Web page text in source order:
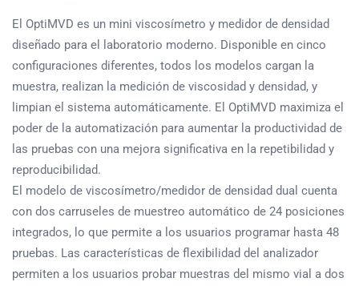
El OptiMVD es un mini viscosímetro y medidor de densidad
diseñado para el laboratorio moderno. Disponible en cinco
configuraciones diferentes, todos los modelos cargan la
muestra, realizan la medición de viscosidad y densidad, y
limpian el sistema automáticamente. El OptiMVD maximiza el
poder de la automatización para aumentar la productividad de
las pruebas con una mejora significativa en la repetibilidad y
reproducibilidad.
El modelo de viscosímetro/medidor de densidad dual cuenta
con dos carruseles de muestreo automático de 24 posiciones
integrados, lo que permite a los usuarios programar hasta 48
pruebas. Las características de flexibilidad del analizador
permiten a los usuarios probar muestras del mismo vial a dos